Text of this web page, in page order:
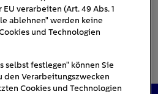
verarbeiten (Art. 49 Abs. 1
ablehnen" werden keine
und Technologien
selbst festlegen" können Sie
Verarbeitungszwecken
Cookies und Technologien